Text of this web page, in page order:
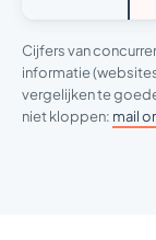
Cijfers van
informatie
vergelijken te
niet kloppen: mail